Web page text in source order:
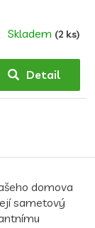
Skladem (2 ks)
Detail
domova
sametový